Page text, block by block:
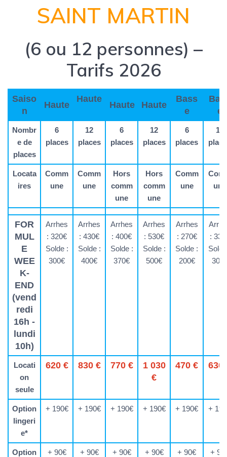
SAINT MARTIN
(6 ou 12 personnes) –
Tarifs 2026
Saiso
n
Haute
Haute
Haute Haute
Bass
e
e
Nombr
e de
places
6
places
12
places
6
places
12
places
6
places
12
Locata
ires
Comm
une
Comm
une
Hors
comm
une
Hors
comm
une
Comm
une
une
FOR
MUL
E
WEE
K-
END
(vend
redi
16h -
lundi
10h)
Arrhes
: 320€
Solde :
300€
Arrhes
: 430€
Solde :
400€
Arrhes
: 400€
Solde :
370€
Arrhes
: 530€
Solde :
500€
Arrhes
: 270€
Solde :
200€
:
Locati
on
seule
620 € 830 € 770 €
1 030
€
470 € 630
Option
lingeri
e*
+ 190€ + 190€ + 190€ + 190€ + 190€ +
Option
+ 90€ + 90€ + 90€ + 90€ + 90€ +